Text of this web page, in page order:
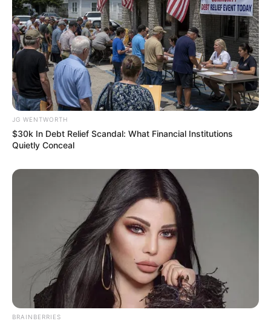
ลดน้ำหนักแบบฉบับ 12 ราศี
วิธีลดน้ำหนัก
นักเขียน
อิสฺวาสุ
เชื่อในสิ่งที่เฮ็ด เฮ็ดในสิ่งที่เชื่อ
เนื้อหาที่ได้รับการโปรโมต
JG WENTWORTH
$30k In Debt Relief Scandal: What Financial Institutions
Quietly Conceal
BRAINBERRIES